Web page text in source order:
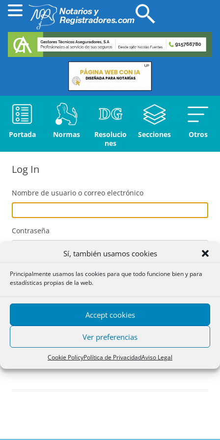
Sí, también usamos cookies
Principalmente usamos las cookies para que todo funcione bien y para
estadísticas propias de la web.
Accept cookies
Ver preferencias
Cookie PolicyPolítica de PrivacidadAviso Legal
Portada Normas
Resolucio
nes
Secciones Otros
Log In
Nombre de usuario o correo electrónico
Contraseña
Acceder
Registro
¿Has olvidado tu contraseña?